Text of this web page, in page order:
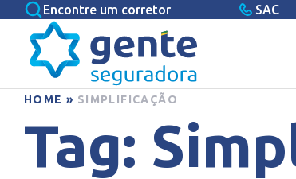
Encontre um corretor SAC
HOME » SIMPLIFICAÇÃO
Tag: